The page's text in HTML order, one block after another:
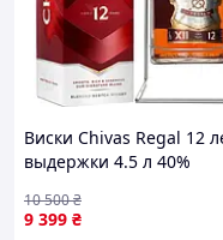
Виски Chivas Regal 12
выдержки 4.5 л 40%
9 399 ₴
10 500₴